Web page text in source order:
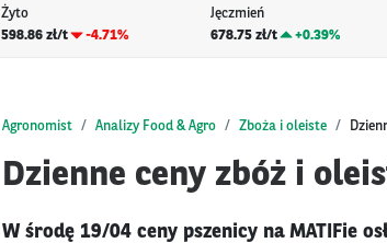
Żyto
598.86 zł/t
-4.71%
Jęczmień
678.75 zł/t
+0.39%
Agronomist Analizy Food & Agro Zboża i oleiste
Dzienne ceny zbóż i
W środę 19/04 ceny pszenicy na MATIFie